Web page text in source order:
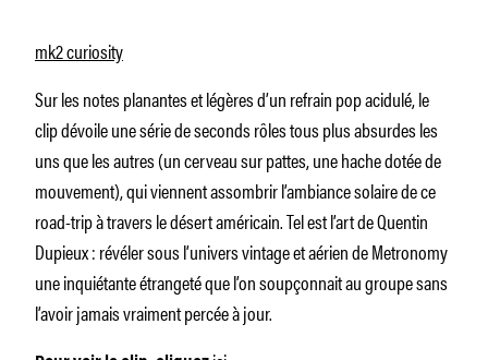
mk2 curiosity
Sur les notes planantes et légères d’un refrain pop acidulé, le
clip dévoile une série de seconds rôles tous plus absurdes les
uns que les autres (un cerveau sur pattes, une hache dotée de
mouvement), qui viennent assombrir l’ambiance solaire de ce
road-trip à travers le désert américain. Tel est l’art de Quentin
Dupieux : révéler sous l’univers vintage et aérien de Metronomy
une inquiétante étrangeté que l’on soupçonnait au groupe sans
l’avoir jamais vraiment percée à jour.